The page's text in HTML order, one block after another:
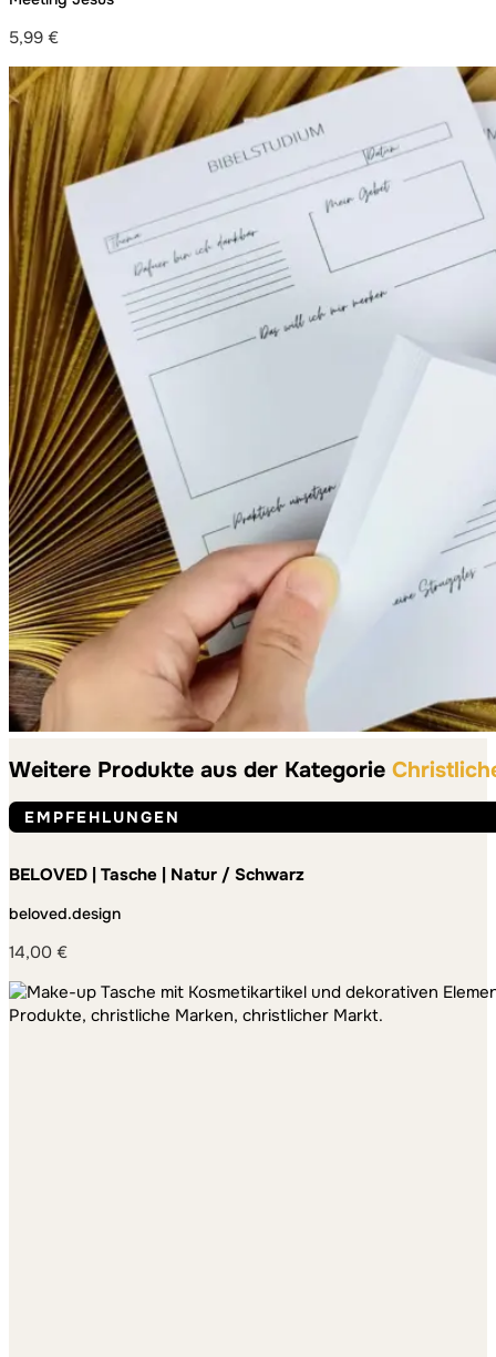
5,99 €
Weitere Produkte aus der Kategorie
EMPFEHLUNGEN
BELOVED | Tasche | Natur / Schwarz
beloved.design
14,00 €